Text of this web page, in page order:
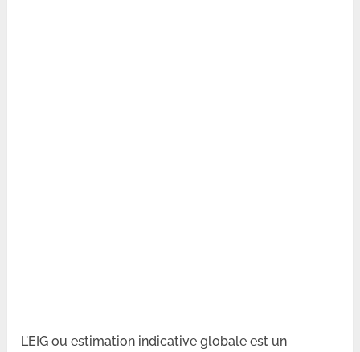
L’EIG ou estimation indicative globale est un